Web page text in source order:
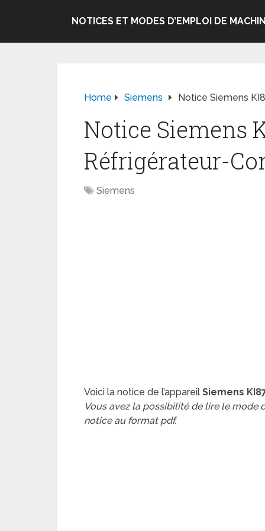
NOTICES ET MODES D’EMPLOI DE
Home Siemens Notice Siemens
Notice Siemens
Réfrigérateur-
Siemens
Voici la notice de l’appareil Siemens
Vous avez la possibilité de lire le mode
notice au format pdf.